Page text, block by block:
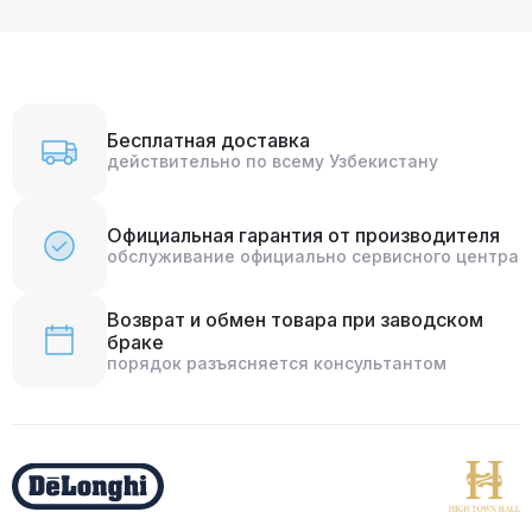
Бесплатная доставка
действительно по всему Узбекистану
Официальная гарантия от производителя
обслуживание официально сервисного центра
Возврат и обмен товара при заводском
браке
порядок разъясняется консультантом